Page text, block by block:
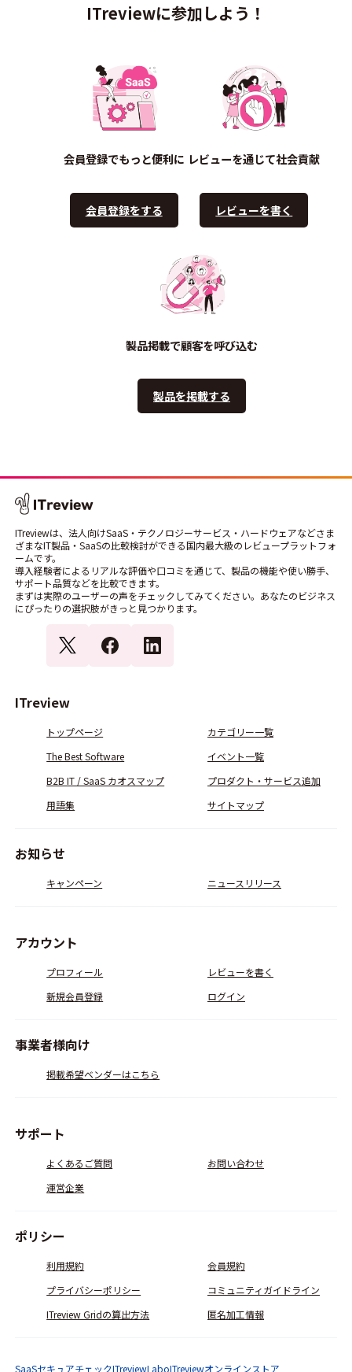
ITreviewに参加しよう！
会員登録でもっと便利に
会員登録をする
レビューを通じて社会貢献
レビューを書く
製品掲載で顧客を呼び込む
製品を掲載する
ITreviewは、法人向けSaaS・テクノロジーサービス・ハードウェアなどさま
ざまなIT製品・SaaSの比較検討ができる国内最大級のレビュープラットフォ
ームです。
導入経験者によるリアルな評価や口コミを通じて、製品の機能や使い勝手、
サポート品質などを比較できます。
まずは実際のユーザーの声をチェックしてみてください。あなたのビジネス
にぴったりの選択肢がきっと見つかります。
ITreview
トップページ
カテゴリー一覧
The Best Software
イベント一覧
B2B IT / SaaS カオスマップ
プロダクト・サービス追加
用語集
サイトマップ
お知らせ
キャンペーン ニュースリリース
アカウント
プロフィール
レビューを書く
新規会員登録
ログイン
事業者様向け
掲載希望ベンダーはこちら
サポート
よくあるご質問
お問い合わせ
運営企業
ポリシー
利用規約
会員規約
プライバシーポリシー
コミュニティガイドライン
ITreview Gridの算出方法
匿名加工情報
SaaSセキュアチェックITreviewLaboITreviewオンラインストア